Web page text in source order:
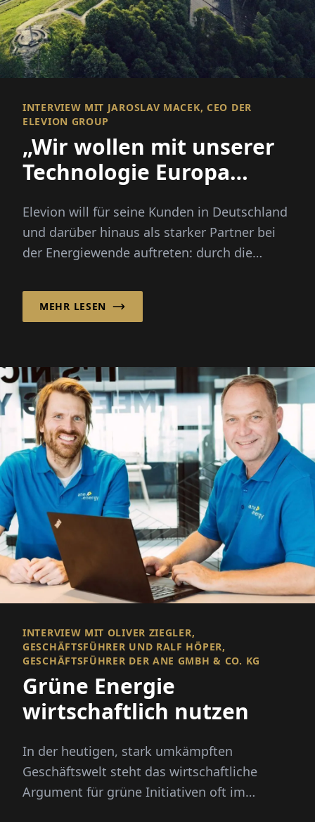
INTERVIEW MIT JAROSLAV MACEK, CEO DER
ELEVION GROUP
„Wir wollen mit unserer
Technologie Europa
Elevion will für seine Kunden in Deutschland
und darüber hinaus als starker Partner bei
der Energiewende auftreten: durch die
MEHR LESEN
INTERVIEW MIT OLIVER ZIEGLER,
GESCHÄFTSFÜHRER UND RALF HÖPER,
GESCHÄFTSFÜHRER DER ANE GMBH & CO. KG
Grüne Energie
wirtschaftlich nutzen
In der heutigen, stark umkämpften
Geschäftswelt steht das wirtschaftliche
Argument für grüne Initiativen oft im